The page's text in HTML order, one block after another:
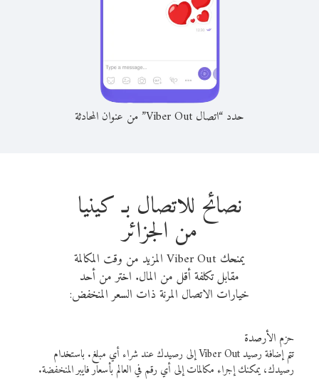
حدد “اتصال Viber Out” من عنوان المحادثة
نصائح للاتصال بـ كينيا
من الجزائر
يمنحك Viber Out المزيد من وقت المكالمة
مقابل تكلفة أقل من المال. اختر من أحد
خيارات الاتصال المرنة ذات السعر المنخفض:
حزم الأرصدة
تتم إضافة رصيد Viber Out إلى رصيدك عند شراء أي مبلغ. باستخدام
رصيدك، يمكنك إجراء مكالمات إلى أي رقم في العالم بأسعار فايبر المنخفضة.